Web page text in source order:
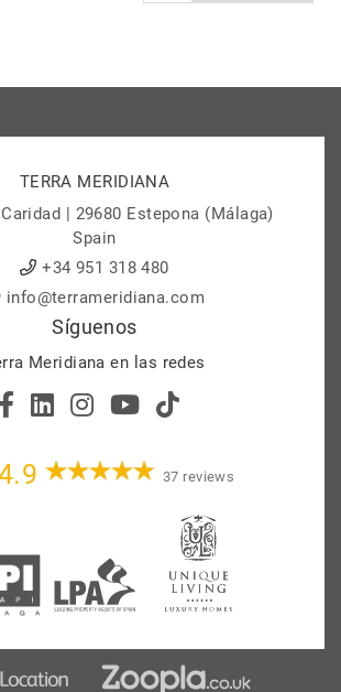
TERRA MERIDIANA
| 29680 Estepona (Málaga)
Spain
+34 951 318 480
info@terrameridiana.com
Síguenos
Meridiana en las redes
37 reviews